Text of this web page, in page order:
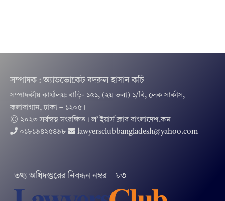
সম্পাদক : অ্যাডভোকেট বদরুল হাসান কচি
সম্পাদকীয় কার্যালয়: বাড়ি- ১৫১, (২য় তলা) ১/বি, লেক সার্কাস,
কলাবাগান, ঢাকা – ১২০৫।
© ২০২৩ সর্বস্বত্ব সংরক্ষিত । ল’ ইয়ার্স ক্লাব বাংলাদেশ.কম
০১৮১৯৪২৫৪৯৮
lawyersclubbangladesh@yahoo.com
তথ‌্য অ‌ধিদপ্ত‌রের নিবন্ধন নম্বর – ৮৩